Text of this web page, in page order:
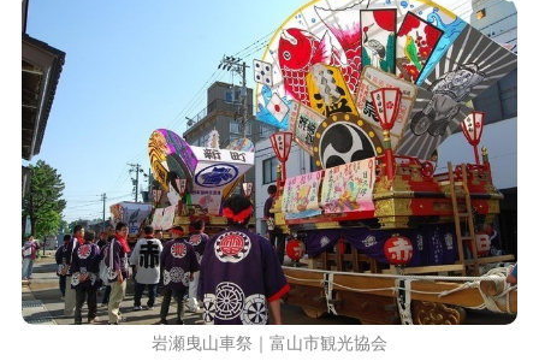
岩瀬曳山車祭｜富山市観光協会